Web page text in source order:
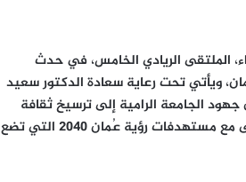
الملتقى الريادي الخامس، في حدث
ويأتي تحت رعاية سعادة الدكتور سعيد
الجامعة الرامية إلى ترسيخ ثقافة
العمل الحر، وتعزيز التفكير الابتكاري لدى الطلبة والخريجين، بما يتماشى مع مستهدفات رؤية عُمان 2040 التي تضع